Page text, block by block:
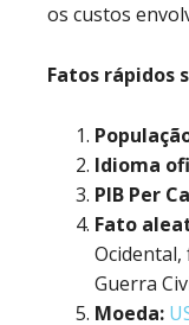
os custos
Fatos rápidos
Idioma
PIB Per
Fato
Ocidental,
Guerra
Moeda: